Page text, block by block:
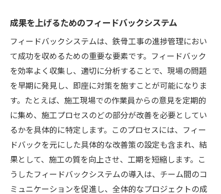
成果を上げるためのフィードバックシステム
フィードバックシステムは、鉄骨工事の進捗管理におい
て成功を収めるための重要な要素です。フィードバック
を効率よく収集し、適切に分析することで、現場の問題
を早期に発見し、即座に対策を施すことが可能になりま
す。たとえば、施工現場での作業員からの意見を定期的
に集め、施工プロセスのどの部分が改善を必要としてい
るかを具体的に特定します。このプロセスには、フィー
ドバックを元にした具体的な改善策の設定も含まれ、結
果として、施工の質を向上させ、工期を短縮します。こ
うしたフィードバックシステムの導入は、チーム間のコ
ミュニケーションを促進し、全体的なプロジェクトの成